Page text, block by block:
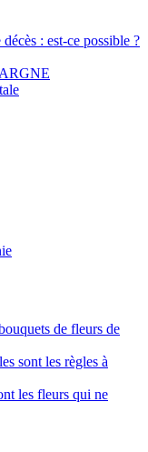
: est-ce possible ?
de fleurs de
sont les règles à
les fleurs qui ne